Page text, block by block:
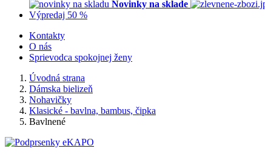
Novinky na sklade
Výpredaj 50 %
Kontakty
O nás
Sprievodca spokojnej ženy
Úvodná strana
Dámska bielizeň
Nohavičky
Klasické - bavlna, bambus, čipka
Bavlnené